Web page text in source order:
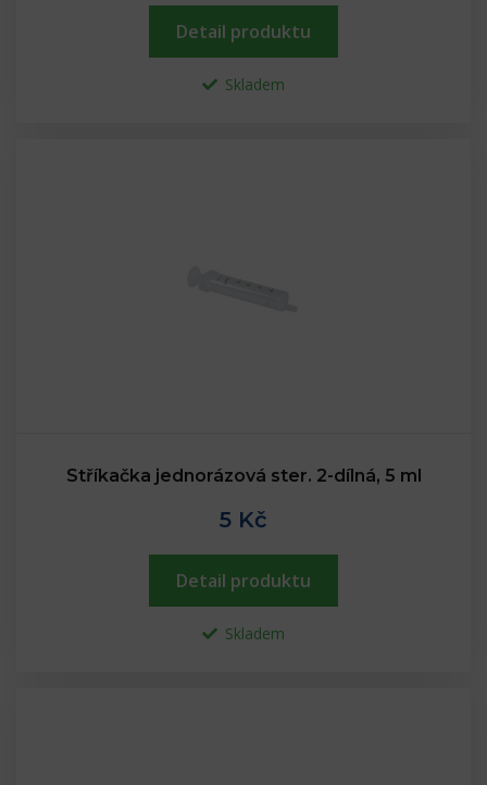
Detail produktu
Skladem
Stříkačka jednorázová ster. 2-dílná, 5 ml
5 Kč
Detail produktu
Skladem